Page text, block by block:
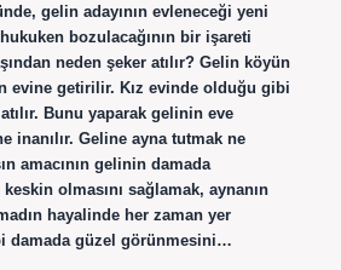
gelin adayının evleneceği yeni
bozulacağının bir işareti
neden şeker atılır? Gelin köyün
evine getirilir. Kız evinde olduğu gibi
Bunu yaparak gelinin eve
inanılır. Geline ayna tutmak ne
amacının gelinin damada
olmasını sağlamak, aynanın
hayalinde her zaman yer
damada güzel görünmesini…